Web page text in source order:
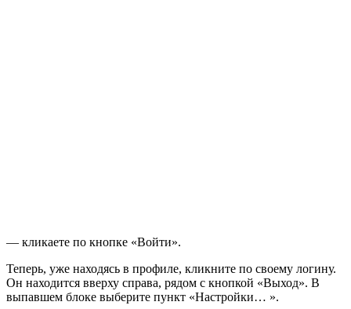
— кликаете по кнопке «Войти».
Теперь, уже находясь в профиле, кликните по своему логину.
Он находится вверху справа, рядом с кнопкой «Выход». В
выпавшем блоке выберите пункт «Настройки… ».